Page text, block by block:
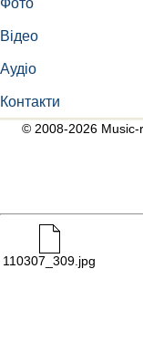
Фото
Відео
Аудіо
Контакти
© 2008-2026 Music-
110307_309.jpg